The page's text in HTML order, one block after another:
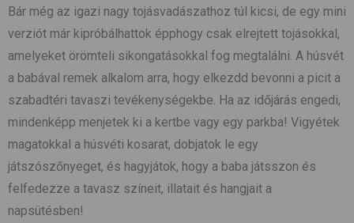
Bár még az igazi nagy tojásvadászathoz túl kicsi, de egy mini
verziót már kipróbálhattok épphogy csak elrejtett tojásokkal,
amelyeket örömteli sikongatásokkal fog megtalálni. A húsvét
a babával remek alkalom arra, hogy elkezdd bevonni a picit a
szabadtéri tavaszi tevékenységekbe. Ha az időjárás engedi,
mindenképp menjetek ki a kertbe vagy egy parkba! Vigyétek
magatokkal a húsvéti kosarat, dobjatok le egy
játszószőnyeget, és hagyjátok, hogy a baba játsszon és
felfedezze a tavasz színeit, illatait és hangjait a
napsütésben!